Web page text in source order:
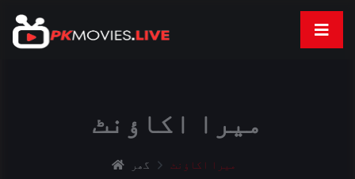
میرا اکاؤنٹ
گھر میرا اکاؤنٹ